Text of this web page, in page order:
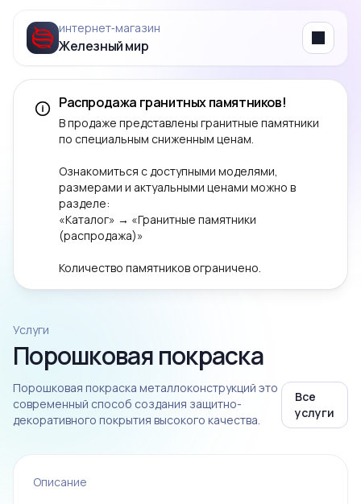
интернет‑магазин
Железный мир Menu
Распродажа гранитных памятников!
В продаже представлены гранитные памятники
по специальным сниженным ценам.
Ознакомиться с доступными моделями,
размерами и актуальными ценами можно в
разделе:
«Каталог» → «Гранитные памятники
(распродажа)»
Количество памятников ограничено.
Услуги
Порошковая покраска
Порошковая покраска металлоконструкций это
современный способ создания защитно-
декоративного покрытия высокого качества.
Все
услуги
Описание